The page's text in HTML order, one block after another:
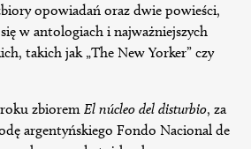
opowiadań oraz dwie powieści,
w antologiach i najważniejszych
takich jak „The New Yorker” czy
zbiorem El núcleo del disturbio, za
argentyńskiego Fondo Nacional de